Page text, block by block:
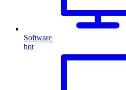
Software
hot